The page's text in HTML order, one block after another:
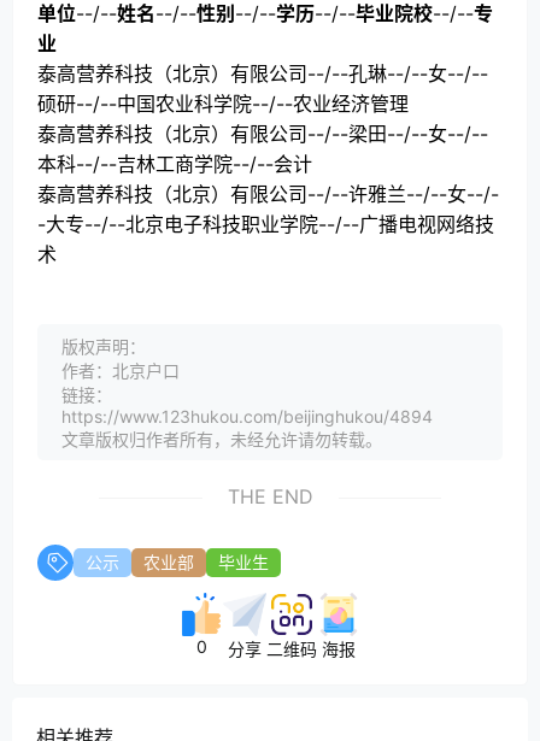
单位--/--姓名--/--性别 --/--学历--/--毕业院校--/--专
业
泰高营养科技（北京）有限公司--/--孔琳--/--女--/--
硕研--/--中国农业科学院--/--农业经济管理
泰高营养科技（北京）有限公司--/--梁田--/--女--/--
本科--/--吉林工商学院--/--会计
泰高营养科技（北京）有限公司--/--许雅兰--/--女--/-
-大专--/--北京电子科技职业学院--/--广播电视网络技
术
版权声明：
作者：北京户口
链接：
https://www.123hukou.com/beijinghukou/4894
文章版权归作者所有，未经允许请勿转载。
THE END
公示 农业部 毕业生
0 分享 二维码 海报